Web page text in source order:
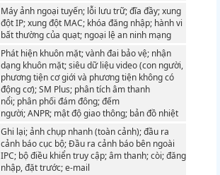
Máy ảnh ngoại tuyến; lỗi lưu trữ;đĩa đầy;xung
đột IP;xung đột MAC; khóa đăng nhập; hành vi
bất thường của quạt; ngoại lệ an ninh mạng
Phát hiện khuôn mặt;vành đai bảo vệ; nhận
dạng khuôn mặt;siêu dữ liệu video (con người,
phương tiện cơ giới và phương tiện không có
động cơ);SM Plus; phân tích âm thanh
nổi; phân phối đám đông;đếm
người;ANPR; mật độ giao thông; bản đồ nhiệt
Ghi lại;ảnh chụp nhanh (toàn cảnh);đầu ra
cảnh báo cục bộ;Đầu ra cảnh báo bên ngoài
IPC; bộ điều khiển truy cập;âm thanh;còi;đăng
nhập, đặt trước;e-mail